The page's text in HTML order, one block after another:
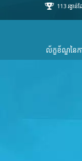
ល័ក្ខខ័ណ្ឌនៃក